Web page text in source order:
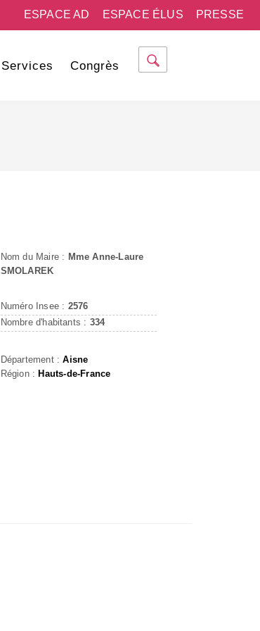
PRESSE
ESPACE ÉLUS
ESPACE AD
Services Congrès
Nom du Maire : Mme Anne-Laure
SMOLAREK
Numéro Insee : 2576
Nombre d'habitants : 334
Département :Aisne
Région : Hauts-de-France